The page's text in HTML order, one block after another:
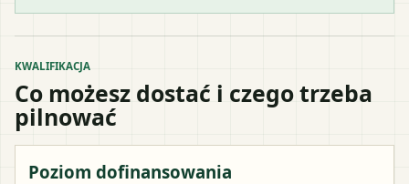
KWALIFIKACJA
Co możesz dostać i czego trzeba
pilnować
Poziom dofinansowania